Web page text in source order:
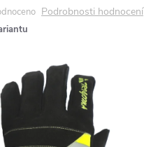
Podrobnosti hodnocení